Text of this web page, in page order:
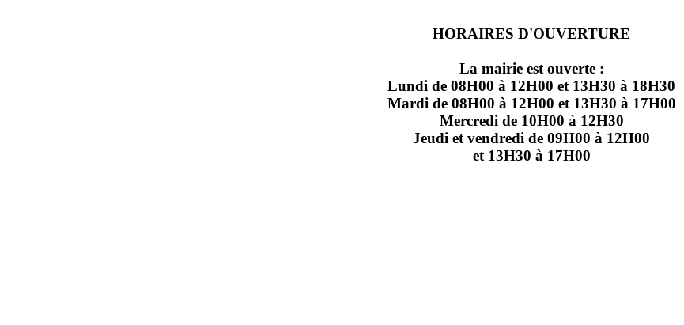
HORAIRES D'OUVERTURE
La mairie est ouverte :
Lundi de 08H00 à 12H00 et 13H30 à 18H30
Mardi de 08H00 à 12H00 et 13H30 à 17H00
Mercredi de 10H00 à 12H30
Jeudi et vendredi de 09H00 à 12H00
et 13H30 à 17H00